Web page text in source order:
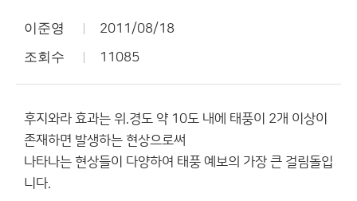
이준영 2011/08/18
조회수 11085
후지와라 효과는 위.경도 약 10도 내에 태풍이 2개 이상이
존재하면 발생하는 현상으로써
나타나는 현상들이 다양하여 태풍 예보의 가장 큰 걸림돌입
니다.